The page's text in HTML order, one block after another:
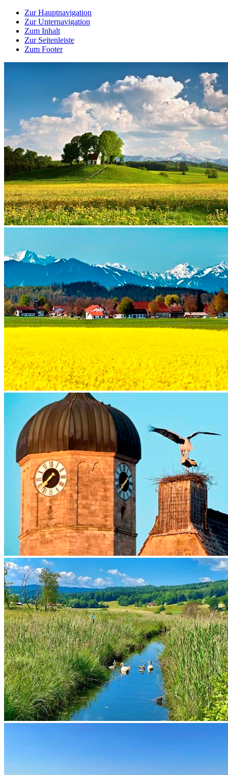
Zur Hauptnavigation
Zur Unternavigation
Zum Inhalt
Zur Seitenleiste
Zum Footer